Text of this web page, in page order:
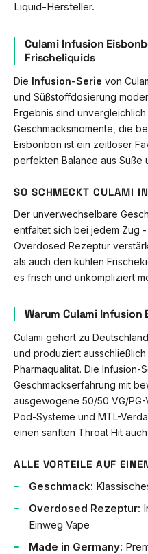
Liquid-Hersteller.
Culami Infusion
Frischeliquids
Die Infusion-Serie von
und Süßstoffdosierung
Ergebnis sind
Geschmacksmomente, die
Eisbonbon ist ein zeitloser
perfekten Balance aus Süße
SO SCHMECKT CULAMI
Der unverwechselbare
entfaltet sich bei jedem Zug
Overdosed Rezeptur
als auch den kühlen
es frisch und unkompliziert
Warum Culami
Culami gehört zu
und produziert ausschließlich
Pharmaqualität. Die Infusion-
Geschmackserfahrung mit
ausgewogene 50/50 VG/
Pod-Systeme und MTL-
einen sanften Throat Hit
ALLE VORTEILE AUF
Geschmack:
Overdosed Rezeptur:
Einweg Vape
Made in Germany: